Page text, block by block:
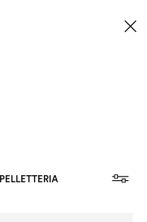
PELLETTERIA